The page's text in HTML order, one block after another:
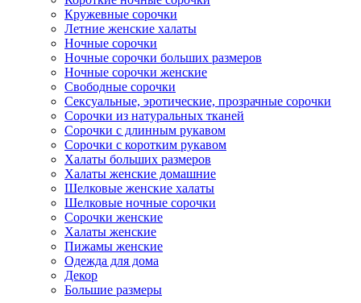
Кружевные сорочки
Летние женские халаты
Ночные сорочки
Ночные сорочки больших размеров
Ночные сорочки женские
Свободные сорочки
Сексуальные, эротические, прозрачные сорочки
Сорочки из натуральных тканей
Сорочки с длинным рукавом
Сорочки с коротким рукавом
Халаты больших размеров
Халаты женские домашние
Шелковые женские халаты
Шелковые ночные сорочки
Сорочки женские
Халаты женские
Пижамы женские
Одежда для дома
Декор
Большие размеры